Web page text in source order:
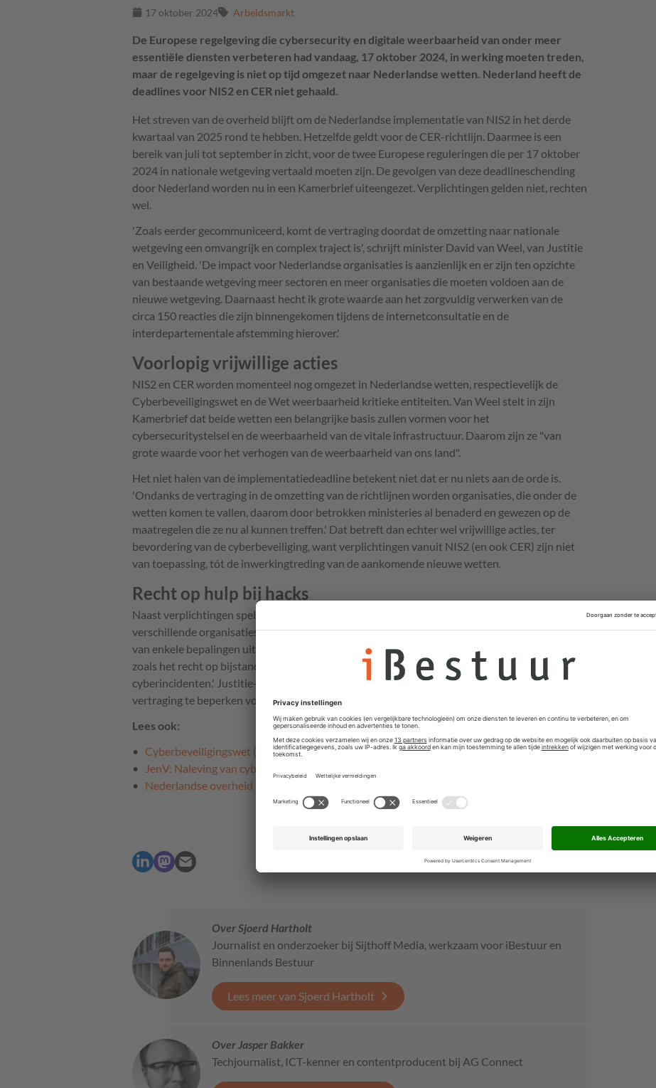
17 oktober 2024 Arbeidsmarkt
De Europese regelgeving die cybersecurity en digitale weerbaarheid van onder meer
essentiële diensten verbeteren had vandaag, 17 oktober 2024, in werking moeten treden,
maar de regelgeving is niet op tijd omgezet naar Nederlandse wetten. Nederland heeft de
deadlines voor NIS2 en CER niet gehaald.
Het streven van de overheid blijft om de Nederlandse implementatie van NIS2 in het derde
kwartaal van 2025 rond te hebben. Hetzelfde geldt voor de CER-richtlijn. Daarmee is een
bereik van juli tot september in zicht, voor de twee Europese reguleringen die per 17 oktober
2024 in nationale wetgeving vertaald moeten zijn. De gevolgen van deze deadlineschending
door Nederland worden nu in een Kamerbrief uiteengezet. Verplichtingen gelden niet, rechten
wel.
'Zoals eerder gecommuniceerd, komt de vertraging doordat de omzetting naar nationale
wetgeving een omvangrijk en complex traject is', schrijft minister David van Weel, van Justitie
en Veiligheid. 'De impact voor Nederlandse organisaties is aanzienlijk en er zijn ten opzichte
van bestaande wetgeving meer sectoren en meer organisaties die moeten voldoen aan de
nieuwe wetgeving. Daarnaast hecht ik grote waarde aan het zorgvuldig verwerken van de
circa 150 reacties die zijn binnengekomen tijdens de internetconsultatie en de
interdepartementale afstemming hierover.'
Voorlopig vrijwillige acties
NIS2 en CER worden momenteel nog omgezet in Nederlandse wetten, respectievelijk de
Cyberbeveiligingswet en de Wet weerbaarheid kritieke entiteiten. Van Weel stelt in zijn
Kamerbrief dat beide wetten een belangrijke basis zullen vormen voor het
cybersecuritystelsel en de weerbaarheid van de vitale infrastructuur. Daarom zijn ze "van
grote waarde voor het verhogen van de weerbaarheid van ons land".
Het niet halen van de implementatiedeadline betekent niet dat er nu niets aan de orde is.
'Ondanks de vertraging in de omzetting van de richtlijnen worden organisaties, die onder de
wetten komen te vallen, daarom door betrokken ministeries al benaderd en gewezen op de
maatregelen die ze nu al kunnen treffen.' Dat betreft dan echter wel vrijwillige acties, ter
bevordering van de cyberbeveiliging, want verplichtingen vanuit NIS2 (en ook CER) zijn niet
van toepassing, tót de inwerkingtreding van de aankomende nieuwe wetten.
Recht op hulp bij hacks
Naast verplichtingen spelen er ook rechten en die nu al wel gelden. 'Daarnaast zullen
verschillende organisaties, in verband met de hieronder toegelichte rechtstreekse werking
van enkele bepalingen uit de NIS2-richtlijn, al per 17 oktober 2024 bepaalde rechten hebben,
zoals het recht op bijstand van een Computer Incident Response Team (CSIRT) bij
cyberincidenten.' Justitie-minister Van Weel stelt dat hij zo probeert de gevolgen van de
vertraging te beperken voor de weerbaarheid van Nederland.
Lees ook:
Cyberbeveiligingswet (NIS2) treedt in tweede of derde kwartaal 2025 in werking - iBestuur
JenV: Naleving van cybersecuritywet NIS2 voorlopig niet afdwingbaar - iBestuur
Nederlandse overheid haalt NIS2-implementatiedeadline niet - iBestuur
Over Sjoerd Hartholt
Journalist en onderzoeker bij Sijthoff Media, werkzaam voor iBestuur en
Binnenlands Bestuur
Lees meer van Sjoerd Hartholt
Over Jasper Bakker
Techjournalist, ICT-kenner en contentproducent bij AG Connect